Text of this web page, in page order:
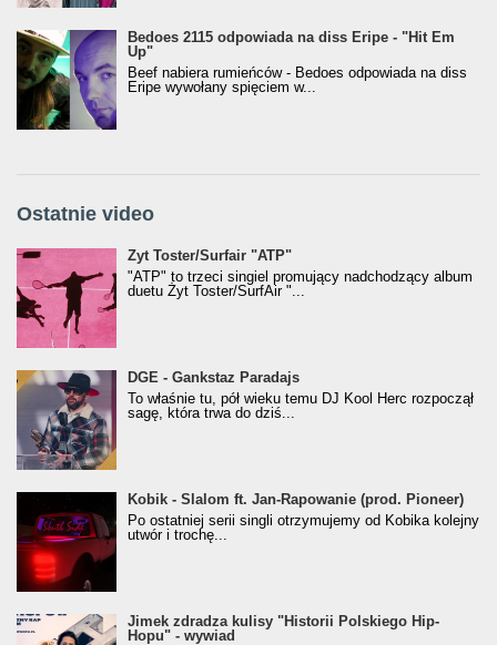
Bedoes 2115 odpowiada na diss Eripe - "Hit Em
Up"
Beef nabiera rumieńców - Bedoes odpowiada na diss
Eripe wywołany spięciem w...
Ostatnie video
Żyt Toster/SurfAir - ATP VIDEO
Żyt Toster/Surfair "ATP"
"ATP" to trzeci singiel promujący nadchodzący album
duetu Żyt Toster/SurfAir "...
donGURALesko z nagrodą za
Klasyczny/Trueschoolowy Album Roku
(Popkillery 2023)
DGE - Gankstaz Paradajs
To właśnie tu, pół wieku temu DJ Kool Herc rozpoczął
sagę, która trwa do dziś...
Kobik - Slalom ft. Jan-Rapowanie (prod. Pioneer)
[Official Music Visualiser]
Kobik - Slalom ft. Jan-Rapowanie (prod. Pioneer)
Po ostatniej serii singli otrzymujemy od Kobika kolejny
utwór i trochę...
Jimek zdradza kulisy "Historii Polskiego Hip-
Hopu" - wywiad
Jimek zdradza kulisy "Historii Polskiego Hip-
Hopu" - wywiad